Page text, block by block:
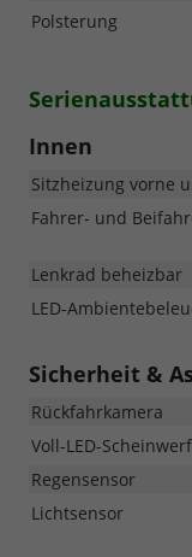
Polsterung
Innen
Sitzheizung vorne
Fahrer- und
Lenkrad beheizbar
LED-
Sicherheit &
Rückfahrkamera
Voll-LED-
Regensensor
Lichtsensor